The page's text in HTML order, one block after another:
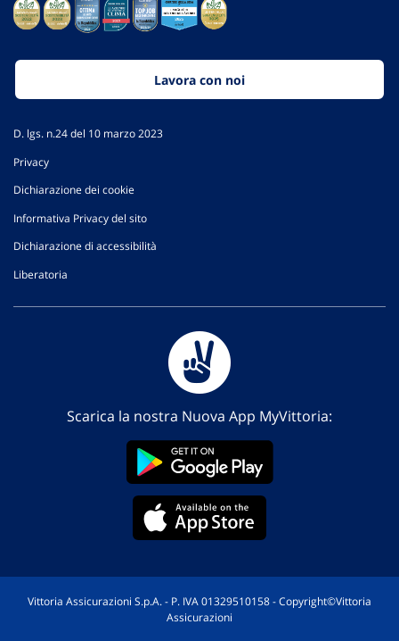
Lavora con noi
D. lgs. n.24 del 10 marzo 2023
Privacy
Dichiarazione dei cookie
Informativa Privacy del sito
Dichiarazione di accessibilità
Liberatoria
Scarica la nostra Nuova App MyVittoria:
Vittoria Assicurazioni S.p.A. - P. IVA 01329510158 - Copyright©Vittoria
Assicurazioni